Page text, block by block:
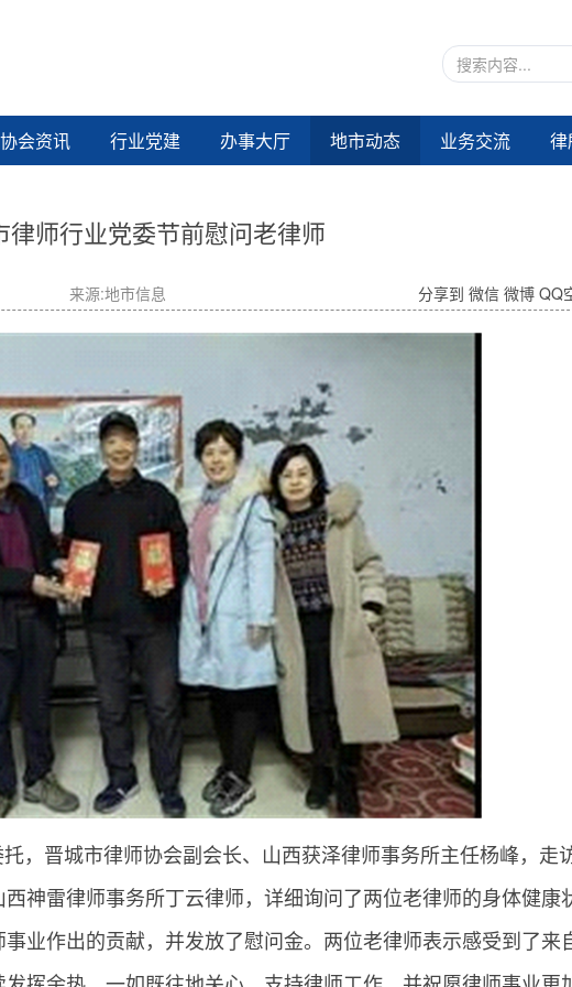
协会资讯 行业党建 办事大厅 地市动态 业务交流 律
律师行业党委节前慰问老律师
来源:地市信息 分享到 微信 微博 QQ
晋城市律师协会副会长、山西获泽律师事务所主任杨峰，走
神雷律师事务所丁云律师，详细询问了两位老律师的身体健康
业作出的贡献，并发放了慰问金。两位老律师表示感受到了来